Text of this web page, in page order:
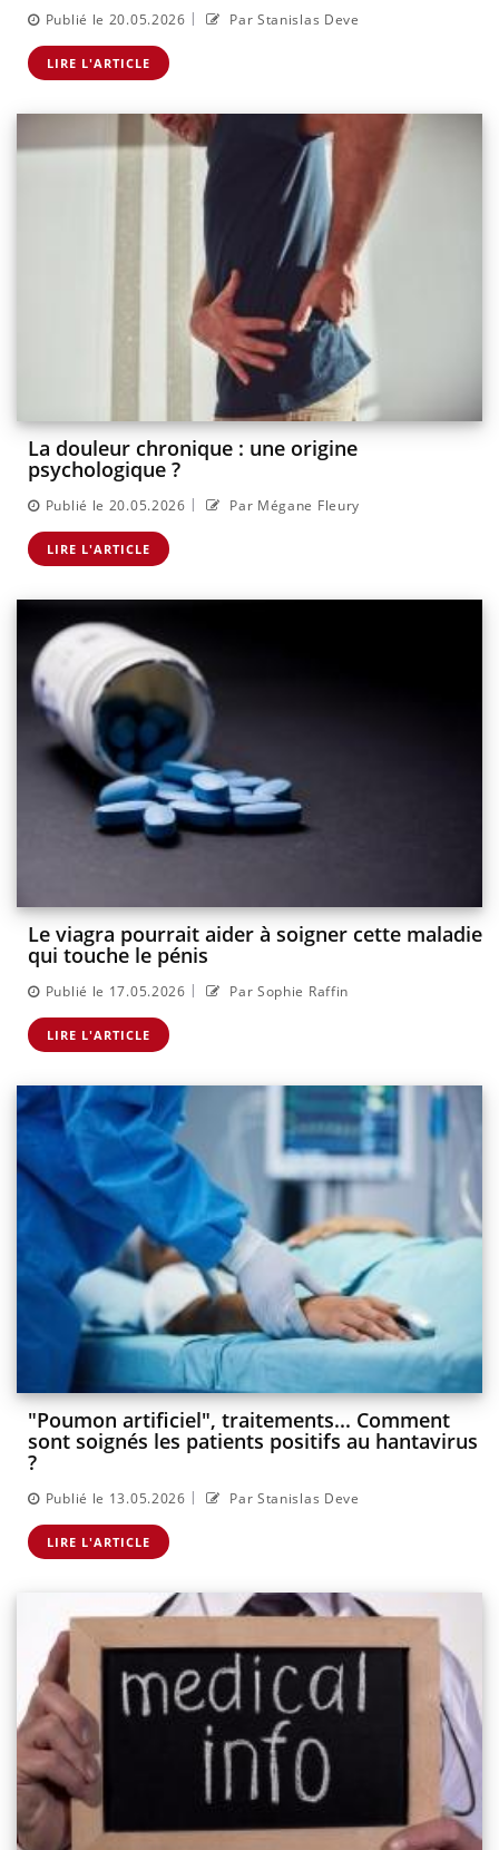
Publié le 20.05.2026 | Par Stanislas Deve
LIRE L'ARTICLE
La douleur chronique : une origine
psychologique ?
Publié le 20.05.2026 | Par Mégane Fleury
LIRE L'ARTICLE
Le viagra pourrait aider à soigner cette maladie
qui touche le pénis
Publié le 17.05.2026 | Par Sophie Raffin
LIRE L'ARTICLE
"Poumon artificiel", traitements... Comment
sont soignés les patients positifs au hantavirus
?
Publié le 13.05.2026 | Par Stanislas Deve
LIRE L'ARTICLE